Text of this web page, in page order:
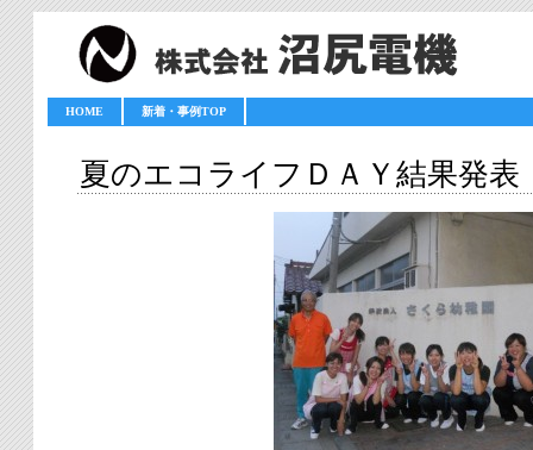
HOME 新着・事例TOP
夏のエコライフＤＡＹ結果発表